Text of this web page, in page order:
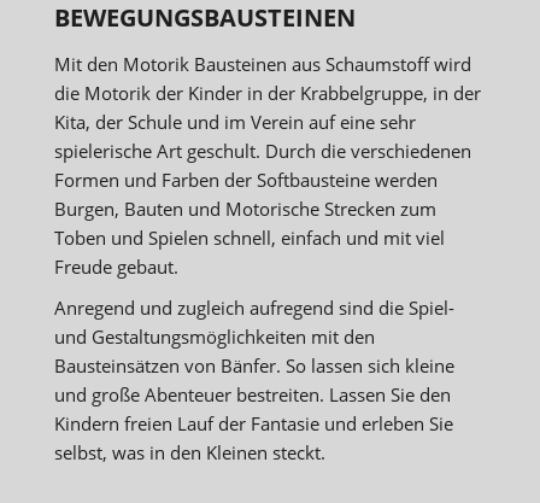
BEWEGUNGSBAUSTEINEN
Mit den Motorik Bausteinen aus Schaumstoff wird
die Motorik der Kinder in der Krabbelgruppe, in der
Kita, der Schule und im Verein auf eine sehr
spielerische Art geschult. Durch die verschiedenen
Formen und Farben der Softbausteine werden
Burgen, Bauten und Motorische Strecken zum
Toben und Spielen schnell, einfach und mit viel
Freude gebaut.
Anregend und zugleich aufregend sind die Spiel-
und Gestaltungsmöglichkeiten mit den
Bausteinsätzen von Bänfer. So lassen sich kleine
und große Abenteuer bestreiten. Lassen Sie den
Kindern freien Lauf der Fantasie und erleben Sie
selbst, was in den Kleinen steckt.